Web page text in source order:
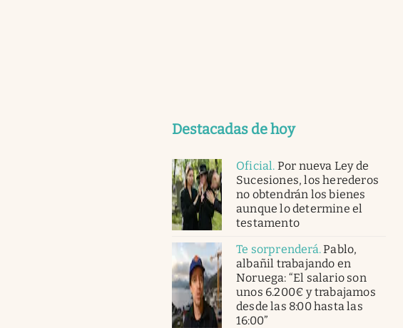
Destacadas de hoy
Oficial. Por nueva Ley de
Sucesiones, los herederos
no obtendrán los bienes
aunque lo determine el
testamento
Te sorprenderá.Pablo,
albañil trabajando en
Noruega: “El salario son
unos 6.200€ y trabajamos
desde las 8:00 hasta las
16:00”